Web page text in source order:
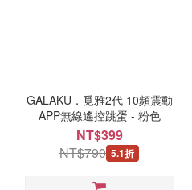
GALAKU．覓雅2代 10頻震動
APP無線遙控跳蛋 - 粉色
NT$399
NT$790 5.1折